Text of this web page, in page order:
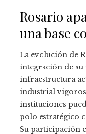
Rosario
una base
La evolución de
integración de su
infraestructura
industrial
instituciones
polo estratégico
Su participación